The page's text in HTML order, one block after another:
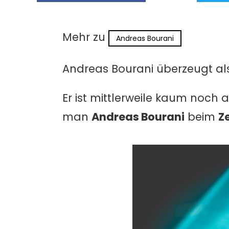
Mehr zu Andreas Bourani
Andreas Bourani überzeugt
Er ist mittlerweile kaum noch
man Andreas Bourani beim